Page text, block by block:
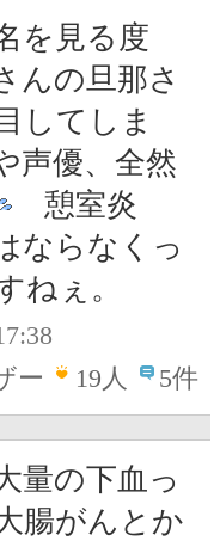
を見る度
んの旦那さ
してしま
優、全然
憩室炎
ならなくっ
ねぇ。
ー
19人 5件
量の下血っ
腸がんとか